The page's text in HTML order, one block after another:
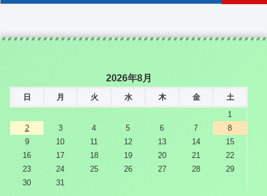
2026年8月
日 月 火 水 木 金
土
1
2
3 4 5 6 7
8
9
10 11 12 13 14
15
16
17 18 19 20 21
22
23
24 25 26 27 28
29
30
31